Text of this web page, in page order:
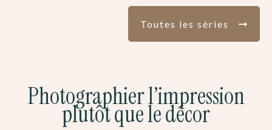
Toutes les séries
Photographier l’impression
plutôt que le décor